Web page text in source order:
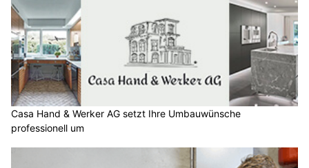
Casa Hand & Werker AG setzt Ihre Umbauwünsche
professionell um